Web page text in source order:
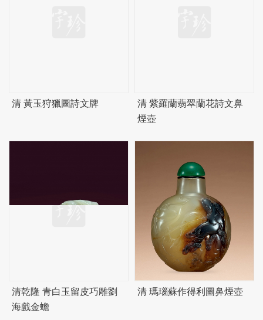
清 黃玉狩獵圖詩文牌
清 紫羅蘭翡翠蘭花詩文鼻
煙壺
清乾隆 青白玉留皮巧雕劉
海戲金蟾
清 瑪瑙蘇作得利圖鼻煙壺